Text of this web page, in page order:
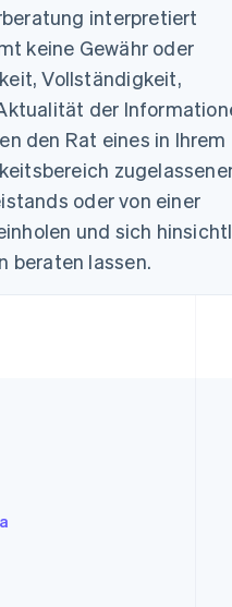
interpretiert
keine Gewähr oder
Vollständigkeit,
der
den Rat eines in Ihrem
oder von einer
und sich
beraten lassen.